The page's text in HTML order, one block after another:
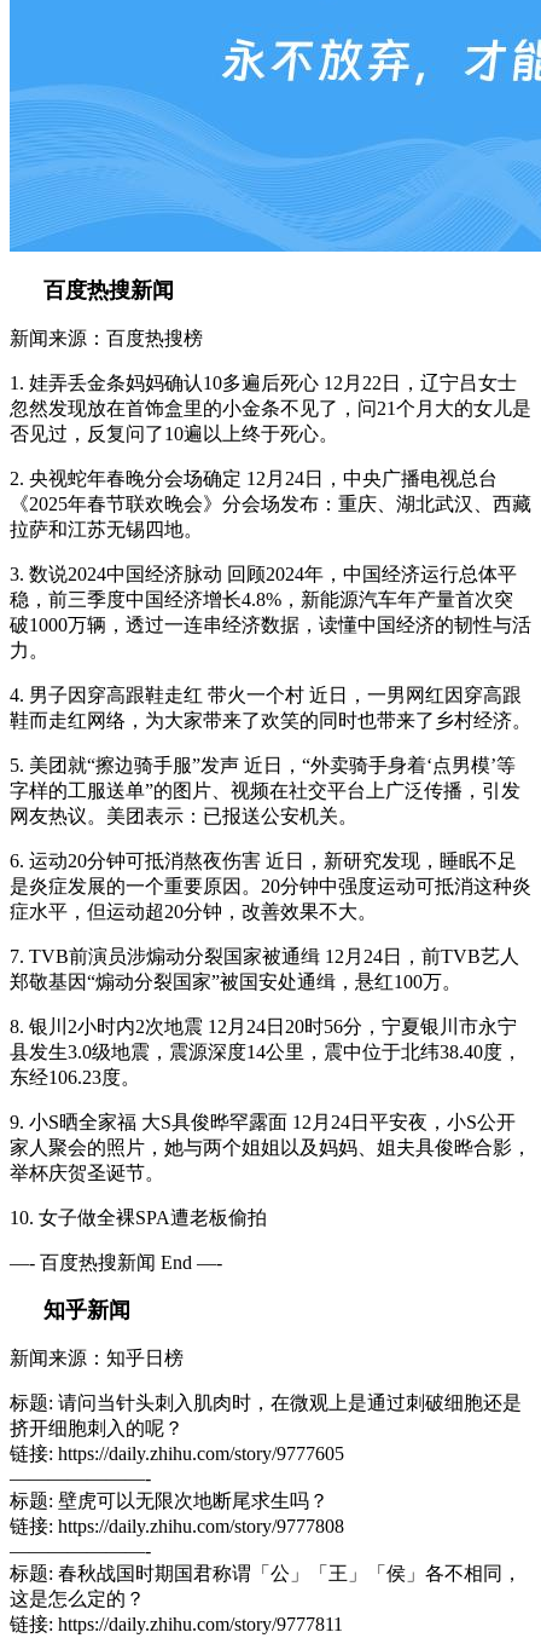
百度热搜新闻
新闻来源：百度热搜榜
1. 娃弄丢金条妈妈确认10多遍后死心 12月22日，辽宁吕女士
忽然发现放在首饰盒里的小金条不见了，问21个月大的女儿是
否见过，反复问了10遍以上终于死心。
2. 央视蛇年春晚分会场确定 12月24日，中央广播电视总台
《2025年春节联欢晚会》分会场发布：重庆、湖北武汉、西藏
拉萨和江苏无锡四地。
3. 数说2024中国经济脉动 回顾2024年，中国经济运行总体平
稳，前三季度中国经济增长4.8%，新能源汽车年产量首次突
破1000万辆，透过一连串经济数据，读懂中国经济的韧性与活
力。
4. 男子因穿高跟鞋走红 带火一个村 近日，一男网红因穿高跟
鞋而走红网络，为大家带来了欢笑的同时也带来了乡村经济。
5. 美团就“擦边骑手服”发声 近日，“外卖骑手身着‘点男模’等
字样的工服送单”的图片、视频在社交平台上广泛传播，引发
网友热议。美团表示：已报送公安机关。
6. 运动20分钟可抵消熬夜伤害 近日，新研究发现，睡眠不足
是炎症发展的一个重要原因。20分钟中强度运动可抵消这种炎
症水平，但运动超20分钟，改善效果不大。
7. TVB前演员涉煽动分裂国家被通缉 12月24日，前TVB艺人
郑敬基因“煽动分裂国家”被国安处通缉，悬红100万。
8. 银川2小时内2次地震 12月24日20时56分，宁夏银川市永宁
县发生3.0级地震，震源深度14公里，震中位于北纬38.40度，
东经106.23度。
9. 小S晒全家福 大S具俊晔罕露面 12月24日平安夜，小S公开
家人聚会的照片，她与两个姐姐以及妈妈、姐夫具俊晔合影，
举杯庆贺圣诞节。
10. 女子做全裸SPA遭老板偷拍
—- 百度热搜新闻 End —-
知乎新闻
新闻来源：知乎日榜
标题: 请问当针头刺入肌肉时，在微观上是通过刺破细胞还是
挤开细胞刺入的呢？
链接: https://daily.zhihu.com/story/9777605
———————-
标题: 壁虎可以无限次地断尾求生吗？
链接: https://daily.zhihu.com/story/9777808
———————-
标题: 春秋战国时期国君称谓「公」「王」「侯」各不相同，
这是怎么定的？
链接: https://daily.zhihu.com/story/9777811